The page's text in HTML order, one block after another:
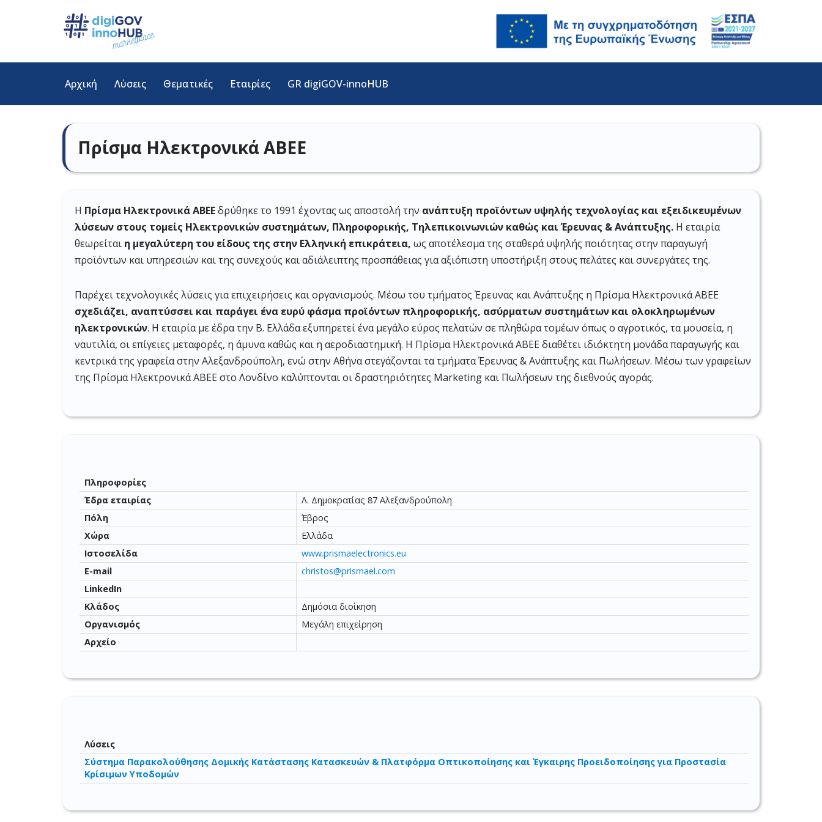
Μεταπηδήστε
περιεχόμενο
Αρχική
Λύσεις Θεματικές Εταιρίες GR digiGOV-innoHUB
Πρίσμα Ηλεκτρονικά ΑΒΕΕ
H Πρίσμα Ηλεκτρονικά ΑΒΕΕδρύθηκε το 1991 έχοντας ως αποστολή την ανάπτυξη προϊόντων υψηλής τεχνολογίας και εξειδικευμένων
λύσεων στους τομείς Ηλεκτρονικών συστημάτων, Πληροφορικής, Τηλεπικοινωνιών καθώς και Έρευνας & Ανάπτυξης. Η εταιρία
θεωρείται η μεγαλύτερη του είδους της στην Ελληνική επικράτεια, ως αποτέλεσμα της σταθερά υψηλής ποιότητας στην παραγωγή
προϊόντων και υπηρεσιών και της συνεχούς και αδιάλειπτης προσπάθειας για αξιόπιστη υποστήριξη στους πελάτες και συνεργάτες της.
Παρέχει τεχνολογικές λύσεις για επιχειρήσεις και οργανισμούς. Μέσω του τμήματος Έρευνας και Ανάπτυξης η Πρίσμα Ηλεκτρονικά ΑΒΕΕ
σχεδιάζει, αναπτύσσει και παράγει ένα ευρύ φάσμα προϊόντων πληροφορικής, ασύρματων συστημάτων και ολοκληρωμένων
ηλεκτρονικών. Η εταιρία με έδρα την Β. Ελλάδα εξυπηρετεί ένα μεγάλο εύρος πελατών σε πληθώρα τομέων όπως ο αγροτικός, τα μουσεία, η
ναυτιλία, οι επίγειες μεταφορές, η άμυνα καθώς και η αεροδιαστημική. Η Πρίσμα Ηλεκτρονικά ΑΒΕΕ διαθέτει ιδιόκτητη μονάδα παραγωγής και
κεντρικά της γραφεία στην Αλεξανδρούπολη, ενώ στην Αθήνα στεγάζονται τα τμήματα Έρευνας & Ανάπτυξης και Πωλήσεων. Μέσω των γραφείων
της Πρίσμα Ηλεκτρονικά ΑΒΕΕ στo Λονδίνο καλύπτονται οι δραστηριότητες Marketing και Πωλήσεων της διεθνούς αγοράς.
Πληροφορίες
Έδρα εταιρίας
Λ. Δημοκρατίας 87 Αλεξανδρούπολη
Πόλη
Έβρος
Χώρα
Ελλάδα
Ιστοσελίδα
www.prismaelectronics.eu
E-mail
christos@prismael.com
LinkedIn
Κλάδος
Δημόσια διοίκηση
Οργανισμός
Μεγάλη επιχείρηση
Αρχείο
Λύσεις
Σύστημα Παρακολούθησης Δομικής Κατάστασης Κατασκευών & Πλατφόρμα Οπτικοποίησης και Έγκαιρης Προειδοποίησης για Προστασία
Κρίσιμων Υποδομών